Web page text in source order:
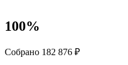
100%
Собрано 182 876 ₽